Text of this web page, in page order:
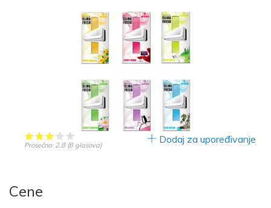
Prosečno: 2.8 (8glasova) Dodaj za upoređivanje
Cene